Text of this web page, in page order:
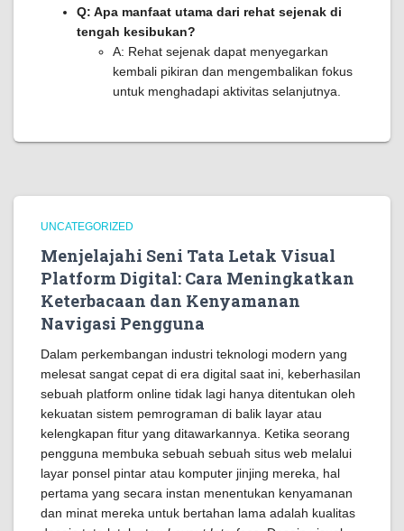
Q: Apa manfaat utama dari rehat sejenak di
tengah kesibukan?
A: Rehat sejenak dapat menyegarkan
kembali pikiran dan mengembalikan fokus
untuk menghadapi aktivitas selanjutnya.
UNCATEGORIZED
Menjelajahi Seni Tata Letak Visual
Platform Digital: Cara Meningkatkan
Keterbacaan dan Kenyamanan
Navigasi Pengguna
Dalam perkembangan industri teknologi modern yang
melesat sangat cepat di era digital saat ini, keberhasilan
sebuah platform online tidak lagi hanya ditentukan oleh
kekuatan sistem pemrograman di balik layar atau
kelengkapan fitur yang ditawarkannya. Ketika seorang
pengguna membuka sebuah sebuah situs web melalui
layar ponsel pintar atau komputer jinjing mereka, hal
pertama yang secara instan menentukan kenyamanan
dan minat mereka untuk bertahan lama adalah kualitas